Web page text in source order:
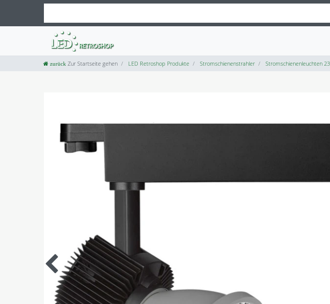
Zur Startseite gehen LED Retroshop Produkte Stromschienenstrahler Stromschienenleuchten